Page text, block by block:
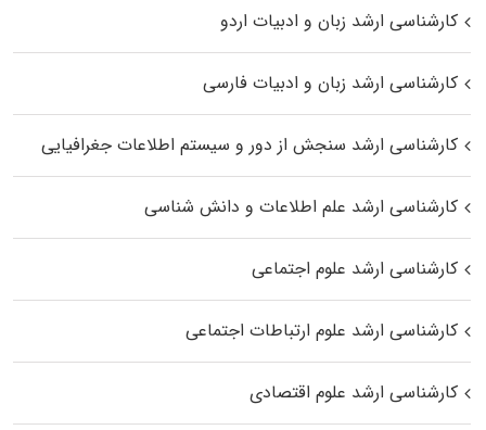
کارشناسی ارشد زبان و ادبیات اردو
کارشناسی ارشد زبان و ادبیات فارسی
کارشناسی ارشد سنجش از دور و سیستم اطلاعات جغرافیایی
کارشناسی ارشد علم اطلاعات و دانش شناسی
کارشناسی ارشد علوم اجتماعی
کارشناسی ارشد علوم ارتباطات اجتماعی
کارشناسی ارشد علوم اقتصادی